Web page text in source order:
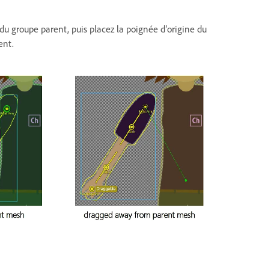
groupe parent, puis placez la poignée d’origine du